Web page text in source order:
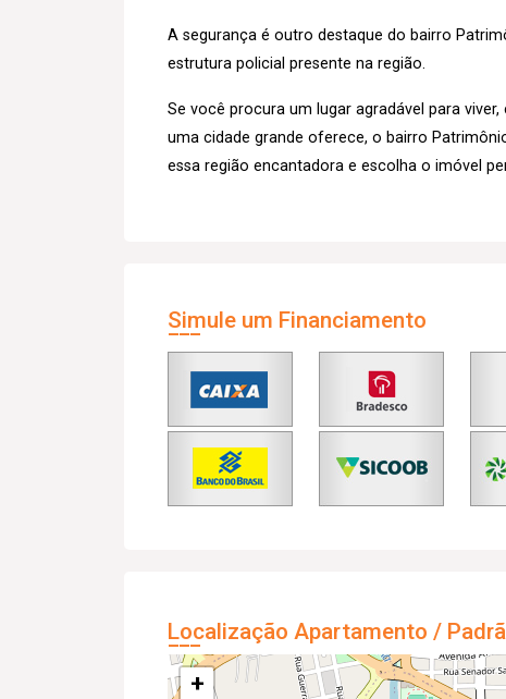
A segurança é outro destaque do bairro
estrutura policial presente na região.
Se você procura um lugar agradável para
uma cidade grande oferece, o bairro
essa região encantadora e escolha o imóvel
Simule um Financiamento
Localização Apartamento /
+